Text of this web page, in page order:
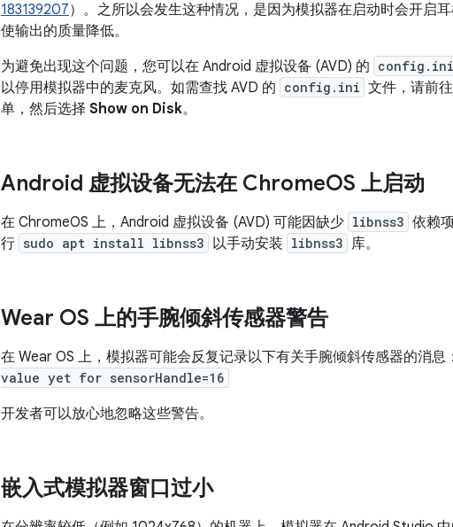
183139207）。之所以会发生这种情况，是因为模拟器在启动时会开启
使输出的质量降低。
为避免出现这个问题，您可以在 Android 虚拟设备 (AVD) 的 config.ini
以停用模拟器中的麦克风。如需查找 AVD 的 config.ini 文件，请前
单，然后选择 Show on Disk。
Android 虚拟设备无法在 ChromeOS 上启动
在 ChromeOS 上，Android 虚拟设备 (AVD) 可能因缺少 libnss3 依赖
行 sudo apt install libnss3 以手动安装 libnss3 库。
Wear OS 上的手腕倾斜传感器警告
在 Wear OS 上，模拟器可能会反复记录以下有关手腕倾斜传感器的消息
value yet for sensorHandle=16
开发者可以放心地忽略这些警告。
嵌入式模拟器窗口过小